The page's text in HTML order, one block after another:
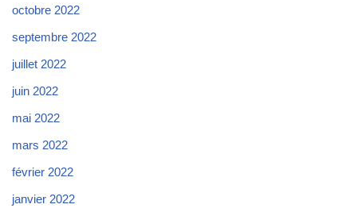
octobre 2022
septembre 2022
juillet 2022
juin 2022
mai 2022
mars 2022
février 2022
janvier 2022